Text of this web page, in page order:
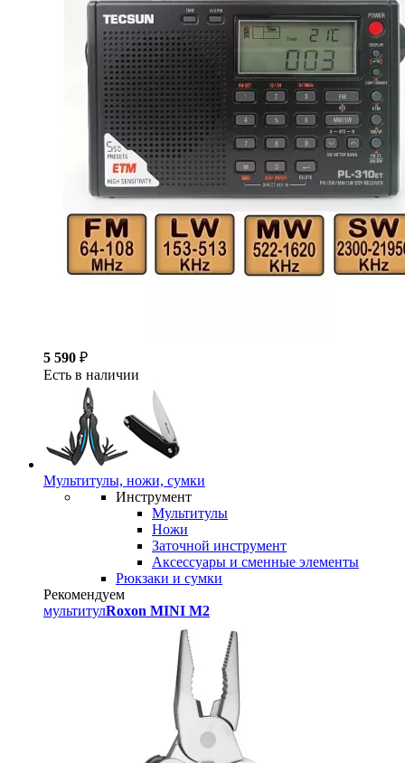
5 590 ₽
Есть в наличии
Мультитулы, ножи, сумки
Инструмент
Мультитулы
Ножи
Заточной инструмент
Аксессуары и сменные элементы
Рюкзаки и сумки
Рекомендуем
мультитулRoxon MINI M2